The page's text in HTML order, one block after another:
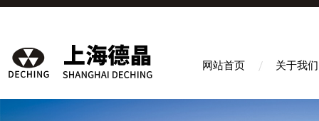
网站首页 关于我们